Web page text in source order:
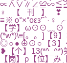
♀【刊】❣
【学】ω⊙⊙﹏⊙【
(*w*)\≡[。。]【
◎○●⊕⊙○【3】
❥【个】
【岗】ρ【位】